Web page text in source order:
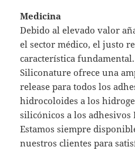
Medicina
Debido al elevado valor
el sector médico, el justo
característica fundamental.
Siliconature ofrece una
release para todos los
hidrocoloides a los
silicónicos a los adhesivos
Estamos siempre
nuestros clientes para